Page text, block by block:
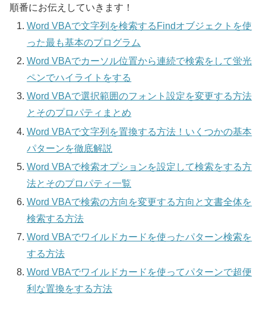
順番にお伝えしていきます！
Word VBAで文字列を検索するFindオブジェクトを使
った最も基本のプログラム
Word VBAでカーソル位置から連続で検索をして蛍光
ペンでハイライトをする
Word VBAで選択範囲のフォント設定を変更する方法
とそのプロパティまとめ
Word VBAで文字列を置換する方法！いくつかの基本
パターンを徹底解説
Word VBAで検索オプションを設定して検索をする方
法とそのプロパティ一覧
Word VBAで検索の方向を変更する方向と文書全体を
検索する方法
Word VBAでワイルドカードを使ったパターン検索を
する方法
Word VBAでワイルドカードを使ってパターンで超便
利な置換をする方法